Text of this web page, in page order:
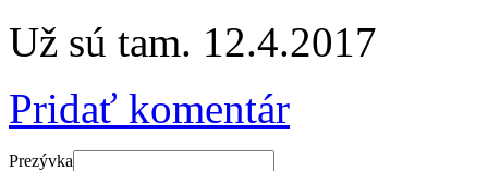
Už sú tam. 12.4.2017
Pridať komentár
Prezývka